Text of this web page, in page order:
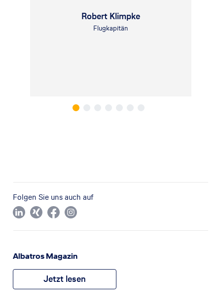
Robert Klimpke
Flugkapitän
Folgen Sie uns auch auf
Albatros Magazin
Jetzt lesen